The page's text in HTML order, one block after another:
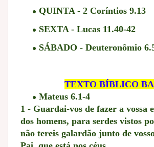
QUINTA - 2 Coríntios 9.13
SEXTA - Lucas 11.40-42
SÁBADO - Deuteronômio
TEXTO BÍBLICO
Mateus 6.1-4
1 - Guardai-vos de fazer a vossa
dos homens, para serdes vistos
não tereis galardão junto de